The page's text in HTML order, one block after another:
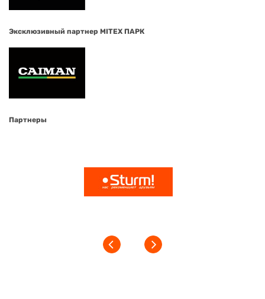
Эксклюзивный партнер MITEX ПАРК
Партнеры